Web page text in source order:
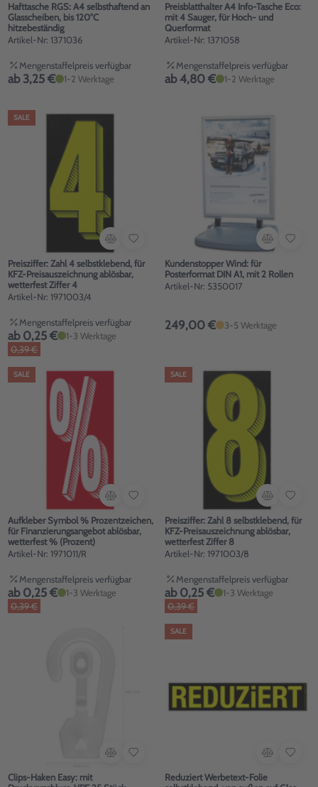
Hafttasche RGS: A4 selbsthaftend an
Glasscheiben, bis 120°C
hitzebeständig
Artikel-Nr: 1371036
Mengenstaffelpreis verfügbar
ab 3,25 € 1-2 Werktage
Preisblatthalter A4 Info-Tasche Eco:
mit 4 Sauger, für Hoch- und
Querformat
Artikel-Nr: 1371058
Mengenstaffelpreis verfügbar
ab 4,80 € 1-2 Werktage
SALE
Preisziffer: Zahl 4 selbstklebend, für
KFZ-Preisauszeichnung ablösbar,
wetterfest Ziffer 4
Artikel-Nr: 1971003/4
Mengenstaffelpreis verfügbar
ab 0,25 €
1-3 Werktage
0,39 €
Kundenstopper Wind: für
Posterformat DIN A1, mit 2 Rollen
Artikel-Nr: 5350017
249,00 € 3-5 Werktage
SALE
Aufkleber Symbol % Prozentzeichen,
für Finanzierungsangebot ablösbar,
wetterfest % (Prozent)
Artikel-Nr: 1971011/R
Mengenstaffelpreis verfügbar
ab 0,25 €
1-3 Werktage
0,39 €
SALE
Preisziffer: Zahl 8 selbstklebend, für
KFZ-Preisauszeichnung ablösbar,
wetterfest Ziffer 8
Artikel-Nr: 1971003/8
Mengenstaffelpreis verfügbar
ab 0,25 €
1-3 Werktage
0,39 €
Clips-Haken Easy: mit
SALE
Reduziert Werbetext-Folie